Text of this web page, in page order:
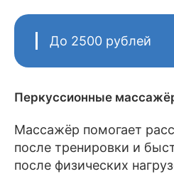
До 2500 рублей
Перкуссионные
Массажёр помогает
после тренировки и
после физических